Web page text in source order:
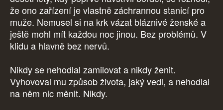
že ono zařízení je vlastně záchrannou stanicí pro
muže. Nemusel si na krk vázat bláznivé ženské a
ještě mohl mít každou noc jinou. Bez problémů. V
klidu a hlavně bez nervů.
Nikdy se nehodlal zamilovat a nikdy ženit.
Vyhovoval mu způsob života, jaký vedl, a nehodlal
na něm nic měnit. Nikdy.